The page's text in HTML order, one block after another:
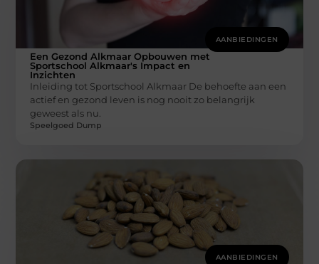
AANBIEDINGEN
Een Gezond Alkmaar Opbouwen met
Sportschool Alkmaar's Impact en
Inzichten
Inleiding tot Sportschool Alkmaar De behoefte aan een
actief en gezond leven is nog nooit zo belangrijk
geweest als nu.
Speelgoed Dump
AANBIEDINGEN